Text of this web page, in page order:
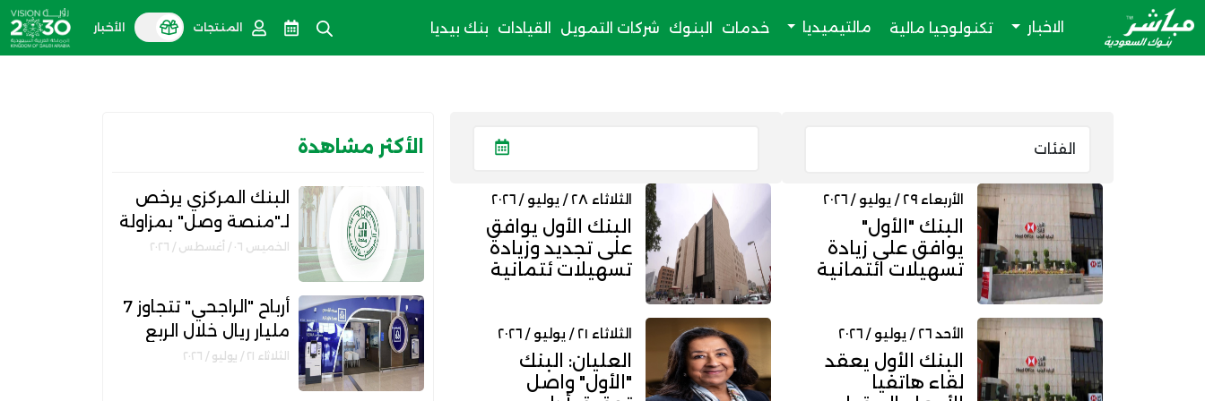
الاخبار تكنولوجيا مالية مالتيميديا خدمات البنوك شركات التمويل القيادات بنك بيديا المنتجات الأخبار
الأربعاء ٢٩ / يوليو / ٢٠٢٦
البنك "الأول"
يوافق على زيادة
تسهيلات ائتمانية
الثلاثاء ٢٨ / يوليو / ٢٠٢٦
البنك الأول يوافق
على تجديد وزيادة
تسهيلات ئتمانية
الأحد ٢٦ / يوليو / ٢٠٢٦
البنك الأول يعقد
لقاء هاتفيا
الثلاثاء ٢١ / يوليو / ٢٠٢٦
العليان: البنك
"الأول" واصل
الأكثر مشاهدة
البنك المركزي يرخص
لـ"منصة وصل" بمزاولة
نشاط الوساطة الرقمية
الخميس ٠٦ / أغسطس / ٢٠٢٦
أرباح "الراجحي" تتجاوز 7
مليار ريال خلال الربع
الثاني من عام 2026
الثلاثاء ٢١ / يوليو / ٢٠٢٦